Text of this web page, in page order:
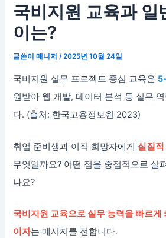
국비지원 교육과 일
이는?
글쓴이매니저/2025년 10월 24일
국비지원 실무 프로젝트 중심 교육은
원받아 웹 개발, 데이터 분석 등 실무
다. (출처: 한국고용정보원 2023)
취업 준비생과 이직 희망자에게 실질
무엇일까요? 어떤 점을 중점적으로 살
나요?
국비지원 교육으로 실무 능력을 빠르게
이자는 메시지를 전합니다.